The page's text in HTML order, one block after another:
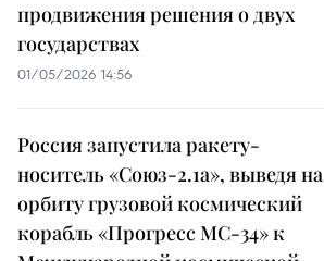
продвижения решения о двух
государствах
01/05/2026 14:56
Россия запустила ракету-
носитель «Союз-2.1а», выведя на
орбиту грузовой космический
корабль «Прогресс МС-34» к